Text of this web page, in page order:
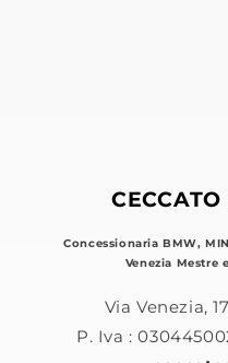
Concessionaria BMW,
Venezia Mestre
Via Venezia,
P. Iva :